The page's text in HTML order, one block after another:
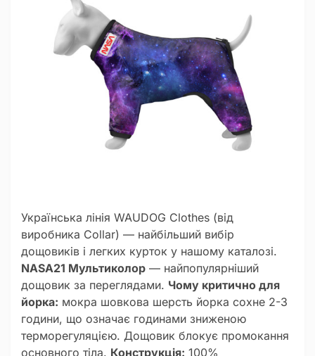
Українська лінія WAUDOG Clothes (від
виробника Collar) — найбільший вибір
дощовиків і легких курток у нашому каталозі.
NASA21 Мультиколор — найпопулярніший
дощовик за переглядами. Чому критично для
йорка: мокра шовкова шерсть йорка сохне 2-3
години, що означає годинами зниженою
терморегуляцією. Дощовик блокує промокання
основного тіла. Конструкція: 100%